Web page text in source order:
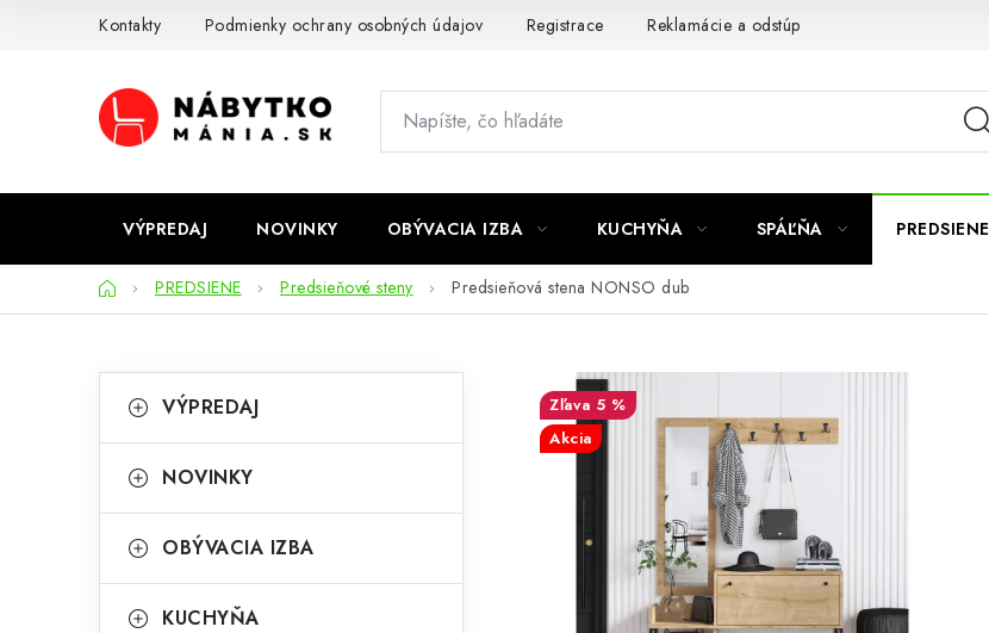
Kontakty Podmienky ochrany osobných údajov Registrace Reklamácie a odstúpenie od zmluvy
VÝPREDAJ NOVINKY OBÝVACIA IZBA KUCHYŇA SPÁĽŇA PREDSIENE
DomovPREDSIENE Predsieňové steny Predsieňová stena NONSO dub
o
n
ý
kategórie
a
e
ó
VÝPREDAJ
NOVINKY
OBÝVACIA IZBA
KUCHYŇA
5 %
Akcia